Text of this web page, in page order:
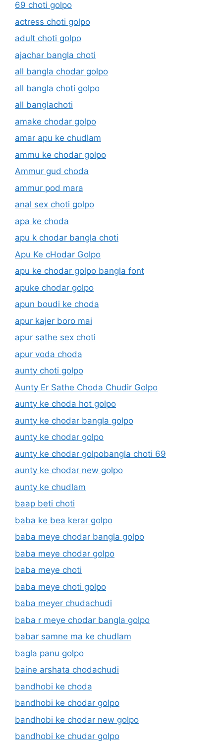
69 choti golpo
actress choti golpo
adult choti golpo
ajachar bangla choti
all bangla chodar golpo
all bangla choti golpo
all banglachoti
amake chodar golpo
amar apu ke chudlam
ammu ke chodar golpo
Ammur gud choda
ammur pod mara
anal sex choti golpo
apa ke choda
apu k chodar bangla choti
Apu Ke cHodar Golpo
apu ke chodar golpo bangla font
apuke chodar golpo
apun boudi ke choda
apur kajer boro mai
apur sathe sex choti
apur voda choda
aunty choti golpo
Aunty Er Sathe Choda Chudir Golpo
aunty ke choda hot golpo
aunty ke chodar bangla golpo
aunty ke chodar golpo
aunty ke chodar golpobangla choti 69
aunty ke chodar new golpo
aunty ke chudlam
baap beti choti
baba ke bea kerar golpo
baba meye chodar bangla golpo
baba meye chodar golpo
baba meye choti
baba meye choti golpo
baba meyer chudachudi
baba r meye chodar bangla golpo
babar samne ma ke chudlam
bagla panu golpo
baine arshata chodachudi
bandhobi ke choda
bandhobi ke chodar golpo
bandhobi ke chodar new golpo
bandhobi ke chudar golpo